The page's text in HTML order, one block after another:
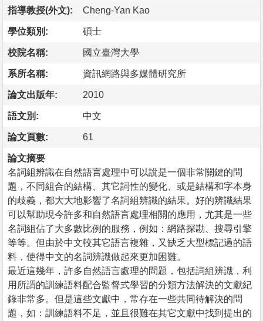
指導教授(外文): Cheng-Yan Kao
學位類別: 碩士
校院名稱: 國立臺灣大學
系所名稱: 資訊網路與多媒體研究所
論文出版年: 2010
語文別: 中文
論文頁數: 61
論文摘要
名詞組辨識在自然語言處理中可以說是一個非常關鍵的問
題，不同組合的結構、其它詞性的變化、或是結構和字本身
的歧義，都大大地影響了名詞組辨識的結果。好的辨識結果
可以幫助現今許多和自然語言處理相關的應用，尤其是一些
名詞組佔了大多數比例的服務，例如：網路探勘、搜尋引擎
等等。但由於中文較其它語言複雜，又缺乏大型標記過的語
料，使得中文的名詞辨識做起來更加困難。
最近這幾年，許多自然語言處理的問題，包括詞組辨識，利
用所謂的訓練語料配合監督式學習的分類方法解決的文獻紀
錄非常多。但是這些文獻中，常存在一些共同待解決的問
題，如：訓練語料不足，並且很難在其它文獻中找到提出的